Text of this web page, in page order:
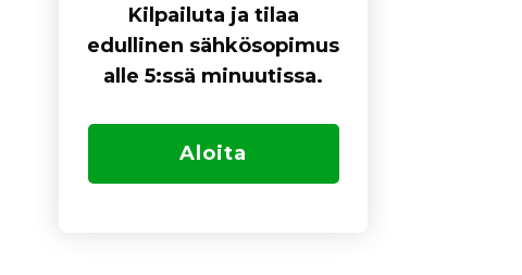
Kilpailuta ja tilaa
edullinen sähkösopimus
alle 5:ssä minuutissa.
Aloita